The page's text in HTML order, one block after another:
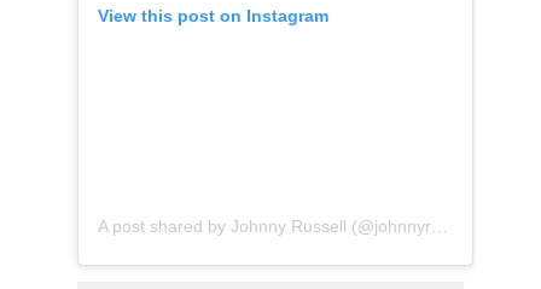
View this post on Instagram